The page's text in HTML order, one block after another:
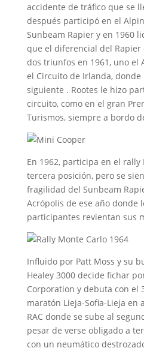
accidente de tráfico que se
después participó en el
Sunbeam Rapier y en 1960
que el diferencial del Rapier
dos triunfos en 1961, uno el
el Circuito de Irlanda,
siguiente . Rootes le hizo
circuito, como en el gran
Turismos, siempre a bordo
En 1962, participa en el rally
tercera posición, pero se
fragilidad del Sunbeam
Acrópolis de ese año donde
participantes revientan sus
Influido por Patt Moss y su
Healey 3000 decide fichar
Corporation y debuta con el
maratón Lieja-Sofia-Lieja en
RAC donde se sube al
pesar de verse obligado a
con un neumático